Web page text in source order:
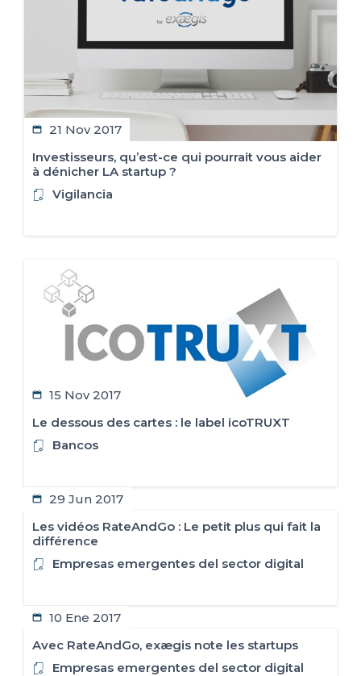
21 Nov 2017
Investisseurs, qu’est-ce qui pourrait vous aider
à dénicher LA startup ?
Vigilancia
15 Nov 2017
Le dessous des cartes : le label icoTRUXT
Bancos
29 Jun 2017
Les vidéos RateAndGo : Le petit plus qui fait la
différence
Empresas emergentes del sector digital
10 Ene 2017
Avec RateAndGo, exægis note les startups
Empresas emergentes del sector digital